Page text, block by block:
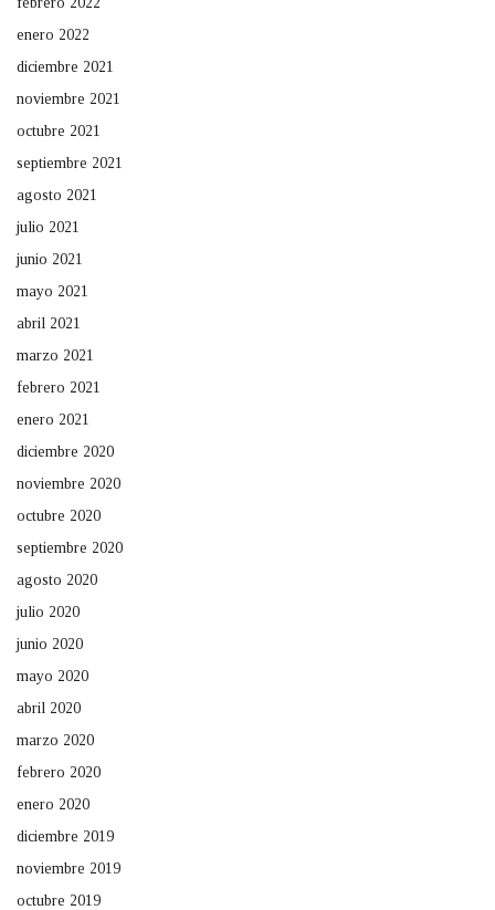
enero 2022
diciembre 2021
noviembre 2021
octubre 2021
septiembre 2021
agosto 2021
julio 2021
junio 2021
mayo 2021
abril 2021
marzo 2021
febrero 2021
enero 2021
diciembre 2020
noviembre 2020
octubre 2020
septiembre 2020
agosto 2020
julio 2020
junio 2020
mayo 2020
abril 2020
marzo 2020
febrero 2020
enero 2020
diciembre 2019
noviembre 2019
octubre 2019